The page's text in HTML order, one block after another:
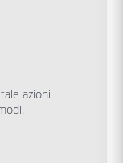
azioni